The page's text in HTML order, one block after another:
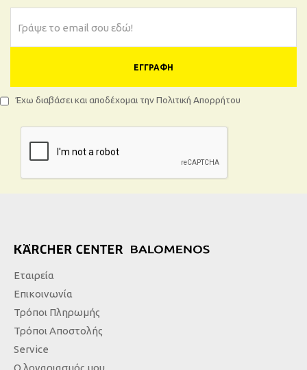
ΕΓΓΡΑΦΉ
Έχω διαβάσει και αποδέχομαι την Πολιτική Απορρήτου
Εταιρεία
Επικοινωνία
Τρόποι Πληρωμής
Τρόποι Αποστολής
Service
Ο λογαριασμός μου